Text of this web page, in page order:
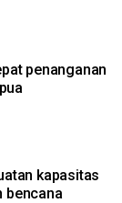
penanganan
kapasitas
bencana